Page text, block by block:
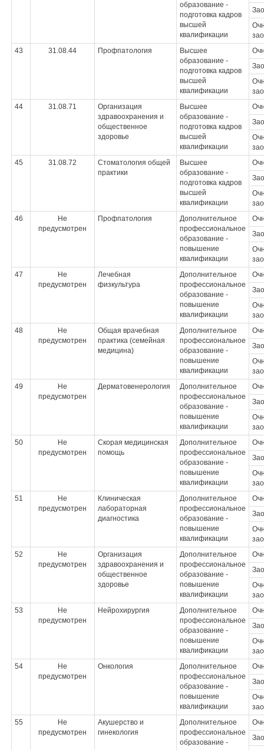
образование -
подготовка кадров
высшей
квалификации
43
31.08.44 Профпатология
Высшее
образование -
подготовка кадров
высшей
квалификации
44
31.08.71
Организация
здравоохранения и
общественное
здоровье
Высшее
образование -
подготовка кадров
высшей
квалификации
45
31.08.72
Стоматология общей
практики
Высшее
образование -
подготовка кадров
высшей
квалификации
46
Не
предусмотрен
Профпатология
Дополнительное
профессиональное
образование -
повышение
квалификации
47
Не
предусмотрен
Лечебная
физкультура
Дополнительное
профессиональное
образование -
повышение
квалификации
48
Не
предусмотрен
Общая врачебная
практика (семейная
медицина)
Дополнительное
профессиональное
образование -
повышение
квалификации
49
Не
предусмотрен
Дерматовенерология
Дополнительное
профессиональное
образование -
повышение
квалификации
50
Не
предусмотрен
Скорая медицинская
помощь
Дополнительное
профессиональное
образование -
повышение
квалификации
51
Не
предусмотрен
Клиническая
лабораторная
диагностика
Дополнительное
профессиональное
образование -
повышение
квалификации
52
Не
предусмотрен
Организация
здравоохранения и
общественное
здоровье
Дополнительное
профессиональное
образование -
повышение
квалификации
53
Не
предусмотрен
Нейрохирургия
Дополнительное
профессиональное
образование -
повышение
квалификации
54
Не
предусмотрен
Онкология
Дополнительное
профессиональное
образование -
повышение
квалификации
55
Не
предусмотрен
Акушерство и
гинекология
Дополнительное
профессиональное
образование -